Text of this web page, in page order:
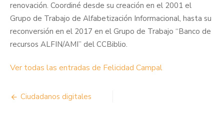
renovación. Coordiné desde su creación en el 2001 el
Grupo de Trabajo de Alfabetización Informacional, hasta su
reconversión en el 2017 en el Grupo de Trabajo “Banco de
recursos ALFIN/AMI” del CCBiblio.
Ver todas las entradas de Felicidad Campal
Navegación
Ciudadanos digitales